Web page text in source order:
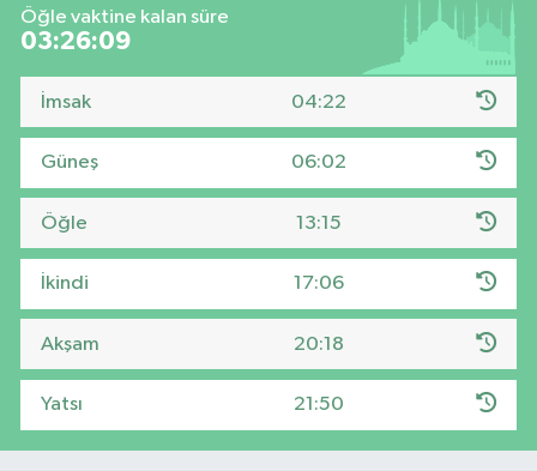
Öğle vaktine kalan süre
03:26:08
İmsak 04:22
Güneş 06:02
Öğle 13:15
İkindi 17:06
Akşam 20:18
Yatsı 21:50